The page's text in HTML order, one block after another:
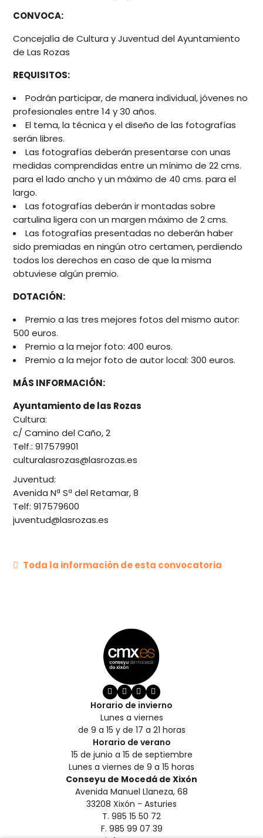
CONVOCA:
Concejalía de Cultura y Juventud del Ayuntamiento
de Las Rozas
REQUISITOS:
Podrán participar, de manera individual, jóvenes no
profesionales entre 14 y 30 años.
El tema, la técnica y el diseño de las fotografías
serán libres.
Las fotografías deberán presentarse con unas
medidas comprendidas entre un mínimo de 22 cms.
para el lado ancho y un máximo de 40 cms. para el
largo.
Las fotografías deberán ir montadas sobre
cartulina ligera con un margen máximo de 2 cms.
Las fotografías presentadas no deberán haber
sido premiadas en ningún otro certamen, perdiendo
todos los derechos en caso de que la misma
obtuviese algún premio.
DOTACIÓN:
Premio a las tres mejores fotos del mismo autor:
500 euros.
Premio a la mejor foto: 400 euros.
Premio a la mejor foto de autor local: 300 euros.
MÁS INFORMACIÓN:
Ayuntamiento de las Rozas
Cultura:
c/ Camino del Caño, 2
Telf.: 917579901
culturalasrozas@lasrozas.es
Juventud:
Avenida Nª Sª del Retamar, 8
Telf: 917579600
juventud@lasrozas.es
Toda la información de esta convocatoria
Conseyu de Mocedá de Xixón
Avenida Manuel Llaneza, 68
33208 Xixón - Asturies
T. 985 15 50 72
F. 985 99 07 39
Horario de invierno
Lunes a viernes
de 9 a 15 y de 17 a 21 horas
Horario de verano
15 de junio a 15 de septiembre
Lunes a viernes de 9 a 15 horas